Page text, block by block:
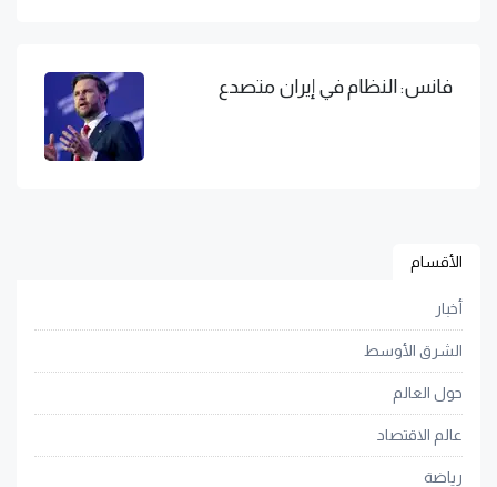
فانس: النظام في إيران متصدع
الأقسام
أخبار
الشرق الأوسط
حول العالم
عالم الاقتصاد
رياضة